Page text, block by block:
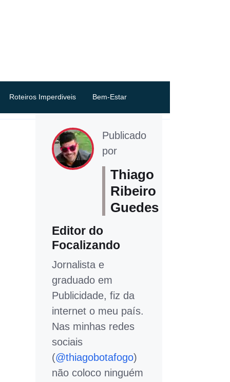
Roteiros Imperdiveis Bem-Estar
Publicado
por
Thiago
Ribeiro
Guedes
Editor do
Focalizando
Jornalista e
graduado em
Publicidade, fiz da
internet o meu país.
Nas minhas redes
sociais
(@thiagobotafogo)
não coloco ninguém